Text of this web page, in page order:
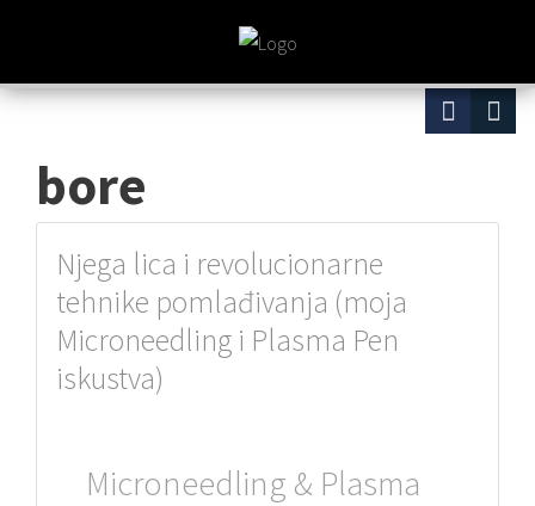
bore
Njega lica i revolucionarne
tehnike pomlađivanja (moja
Microneedling i Plasma Pen
iskustva)
Microneedling & Plasma